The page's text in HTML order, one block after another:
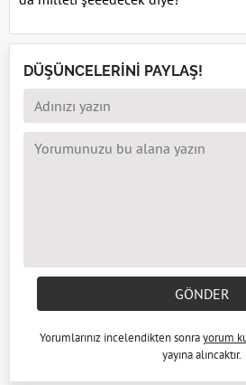
DÜŞÜNCELERİNİ PAYLAŞ!
GÖNDER
Yorumlarınız incelendikten sonrayorum
yayına alıncaktır.